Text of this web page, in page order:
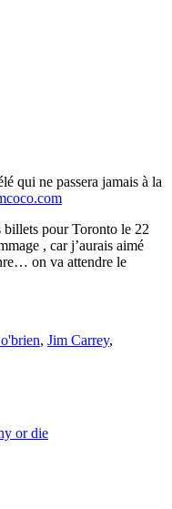
qui ne passera jamais à la
billets pour Toronto le 22
, car j’aurais aimé
on va attendre le
, Jim Carrey,
or die